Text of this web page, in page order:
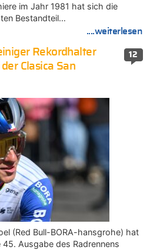
im Jahr 1981 hat sich die
Bestandteil…
....weiterlesen
12
Rekordhalter
Clasica San
(Red Bull-BORA-hansgrohe) hat
Ausgabe des Radrennens